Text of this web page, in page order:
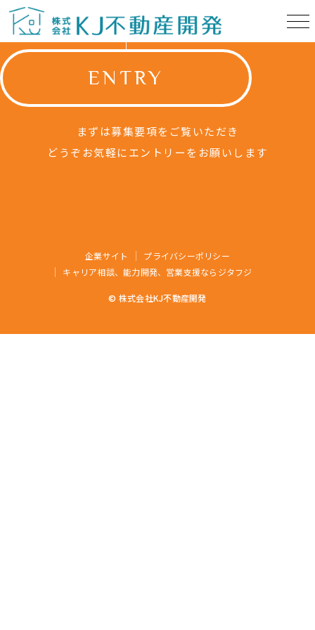
ENTRY
まずは募集要項をご覧いただき
どうぞお気軽にエントリーをお願いします
企業サイト
プライバシーポリシー
キャリア相談、能力開発、営業支援ならジタフジ
© 株式会社KJ不動産開発